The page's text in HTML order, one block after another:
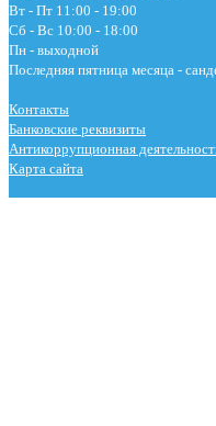
Вт - Пт 11:00 - 19:00
Сб - Вс 10:00 - 18:00
Пн - выходной
Последняя пятница месяца -
Контакты
Банковские реквизиты
Антикоррупционная
Карта сайта